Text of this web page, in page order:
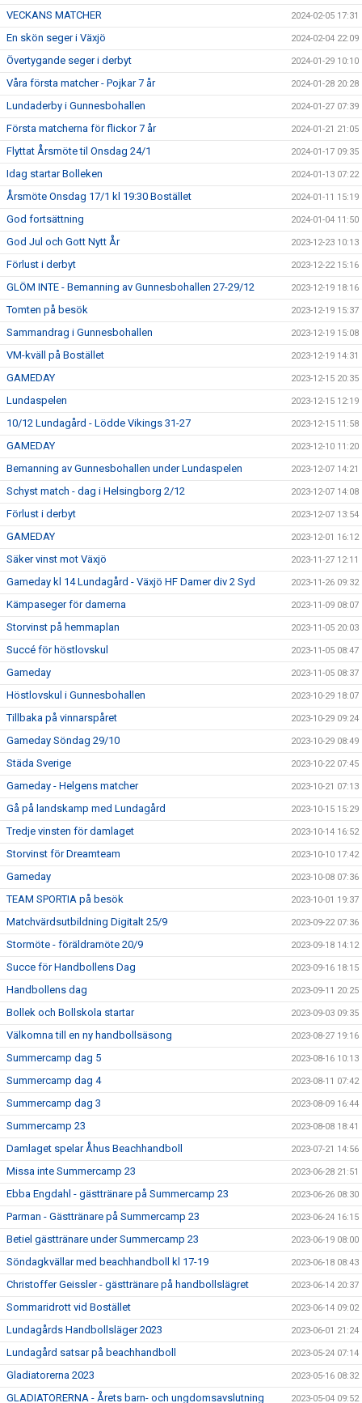
VECKANS MATCHER 2024-02-05 17:31
En skön seger i Växjö 2024-02-04 22:09
Övertygande seger i derbyt 2024-01-29 10:10
Våra första matcher - Pojkar 7 år 2024-01-28 20:28
Lundaderby i Gunnesbohallen 2024-01-27 07:39
Första matcherna för flickor 7 år 2024-01-21 21:05
Flyttat Årsmöte til Onsdag 24/1 2024-01-17 09:35
Idag startar Bolleken 2024-01-13 07:22
Årsmöte Onsdag 17/1 kl 19:30 Bostället 2024-01-11 15:19
God fortsättning 2024-01-04 11:50
God Jul och Gott Nytt År 2023-12-23 10:13
Förlust i derbyt 2023-12-22 15:16
GLÖM INTE - Bemanning av Gunnesbohallen 27-29/12 2023-12-19 18:16
Tomten på besök 2023-12-19 15:37
Sammandrag i Gunnesbohallen 2023-12-19 15:08
VM-kväll på Bostället 2023-12-19 14:31
GAMEDAY 2023-12-15 20:35
Lundaspelen 2023-12-15 12:19
10/12 Lundagård - Lödde Vikings 31-27 2023-12-15 11:58
GAMEDAY 2023-12-10 11:20
Bemanning av Gunnesbohallen under Lundaspelen 2023-12-07 14:21
Schyst match - dag i Helsingborg 2/12 2023-12-07 14:08
Förlust i derbyt 2023-12-07 13:54
GAMEDAY 2023-12-01 16:12
Säker vinst mot Växjö 2023-11-27 12:11
Gameday kl 14 Lundagård - Växjö HF Damer div 2 Syd 2023-11-26 09:32
Kämpaseger för damerna 2023-11-09 08:07
Storvinst på hemmaplan 2023-11-05 20:03
Succé för höstlovskul 2023-11-05 08:47
Gameday 2023-11-05 08:37
Höstlovskul i Gunnesbohallen 2023-10-29 18:07
Tillbaka på vinnarspåret 2023-10-29 09:24
Gameday Söndag 29/10 2023-10-29 08:49
Städa Sverige 2023-10-22 07:45
Gameday - Helgens matcher 2023-10-21 07:13
Gå på landskamp med Lundagård 2023-10-15 15:29
Tredje vinsten för damlaget 2023-10-14 16:52
Storvinst för Dreamteam 2023-10-10 17:42
Gameday 2023-10-08 07:36
TEAM SPORTIA på besök 2023-10-01 19:37
Matchvärdsutbildning Digitalt 25/9 2023-09-22 07:36
Stormöte - föräldramöte 20/9 2023-09-18 14:12
Succe för Handbollens Dag 2023-09-16 18:15
Handbollens dag 2023-09-11 20:25
Bollek och Bollskola startar 2023-09-03 09:35
Välkomna till en ny handbollsäsong 2023-08-27 19:16
Summercamp dag 5 2023-08-16 10:13
Summercamp dag 4 2023-08-11 07:42
Summercamp dag 3 2023-08-09 16:44
Summercamp 23 2023-08-08 18:41
Damlaget spelar Åhus Beachhandboll 2023-07-21 14:56
Missa inte Summercamp 23 2023-06-28 21:51
Ebba Engdahl - gästtränare på Summercamp 23 2023-06-26 08:30
Parman - Gästtränare på Summercamp 23 2023-06-24 16:15
Betiel gästtränare under Summercamp 23 2023-06-19 08:00
Söndagkvällar med beachhandboll kl 17-19 2023-06-18 08:43
Christoffer Geissler - gästtränare på handbollslägret 2023-06-14 20:37
Sommaridrott vid Bostället 2023-06-14 09:02
Lundagårds Handbollsläger 2023 2023-06-01 21:24
Lundagård satsar på beachhandboll 2023-05-24 07:14
Gladiatorerna 2023 2023-05-16 08:32
GLADIATORERNA - Årets barn- och ungdomsavslutning 2023-05-04 09:52